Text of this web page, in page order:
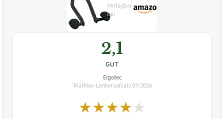
2,1
GUT
Ergotec
Triathlon-Lenkeraufsatz07/2026
★★★★★